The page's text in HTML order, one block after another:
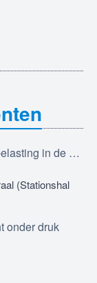
Cursus: Mentale en praktische belasting in de migratierechtadvocatuur; professioneel betrokken blijven in een werkveld dat je raakt, 5 oktober 2026
(Stationshal
onder druk